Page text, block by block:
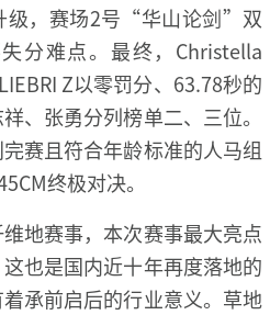
级，赛场2号“华山论剑”双
分难点。最终，Christella
Z以零罚分、63.78秒的
、张勇分列榜单二、三位。
赛且符合年龄标准的人马组
终极对决。
地赛事，本次赛事最大亮点
也是国内近十年再度落地的
承前启后的行业意义。草地